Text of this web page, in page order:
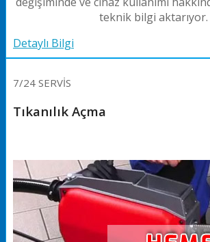
teknik bilgi aktarıyor.
Detaylı Bilgi
7/24 SERVİS
Tıkanılık Açma